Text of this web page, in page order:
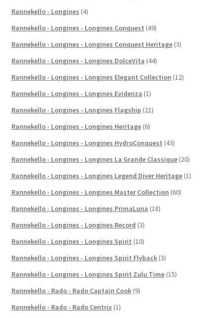
Rannekello - Longines (4)
Rannekello - Longines - Longines Conquest (49)
Rannekello - Longines - Longines Conquest Heritage (3)
Rannekello - Longines - Longines DolceVita (44)
Rannekello - Longines - Longines Elegant Collection (12)
Rannekello - Longines - Longines Evidenza (1)
Rannekello - Longines - Longines Flagship (21)
Rannekello - Longines - Longines Heritage (6)
Rannekello - Longines - Longines HydroConquest (43)
Rannekello - Longines - Longines La Grande Classique (20)
Rannekello - Longines - Longines Legend Diver Heritage (1)
Rannekello - Longines - Longines Master Collection (60)
Rannekello - Longines - Longines PrimaLuna (18)
Rannekello - Longines - Longines Record (3)
Rannekello - Longines - Longines Spirit (10)
Rannekello - Longines - Longines Spirit Flyback (3)
Rannekello - Longines - Longines Spirit Zulu Time (15)
Rannekello - Rado - Rado Captain Cook (9)
Rannekello - Rado - Rado Centrix (1)